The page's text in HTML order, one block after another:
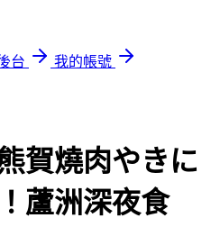
台
我的帳號
賀燒肉やきに
蘆洲深夜食